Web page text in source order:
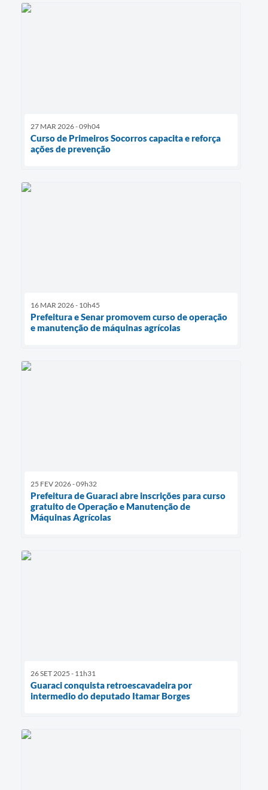
27 MAR 2026 - 09h04
Curso de Primeiros Socorros capacita e reforça
ações de prevenção
16 MAR 2026 - 10h45
Prefeitura e Senar promovem curso de operação
e manutenção de máquinas agrícolas
25 FEV 2026 - 09h32
Prefeitura de Guaraci abre inscrições para curso
gratuito de Operação e Manutenção de
Máquinas Agrícolas
26 SET 2025 - 11h31
Guaraci conquista retroescavadeira por
intermedio do deputado Itamar Borges